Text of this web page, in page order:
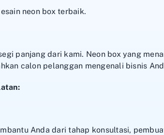
neon box terbaik.
panjang dari kami. Neon box yang
calon pelanggan mengenali bisnis
Anda dari tahap konsultasi,